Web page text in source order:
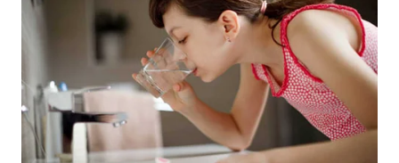
WN
LANGKAT